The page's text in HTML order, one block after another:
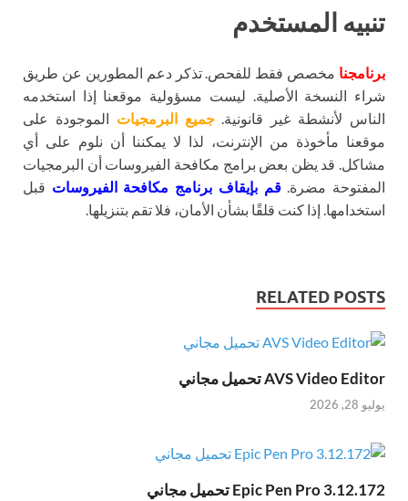
تنبيه المستخدم
برنامجنا مخصص فقط للفحص. تذكر دعم المطورين عن طريق
شراء النسخة الأصلية. ليست مسؤولية موقعنا إذا استخدمه
الناس لأنشطة غير قانونية.جميع البرمجيات الموجودة على
موقعنا مأخوذة من الإنترنت، لذا لا يمكننا أن نلوم على أي
مشاكل. قد يظن بعض برامج مكافحة الفيروسات أن البرمجيات
المفتوحة مضرة.قم بإيقاف برنامج مكافحة الفيروسات قبل
استخدامها. إذا كنت قلقًا بشأن الأمان، فلا تقم بتنزيلها.
RELATED POSTS
AVS Video Editor تحميل مجاني
يوليو 28, 2026
Epic Pen Pro 3.12.172 تحميل مجاني